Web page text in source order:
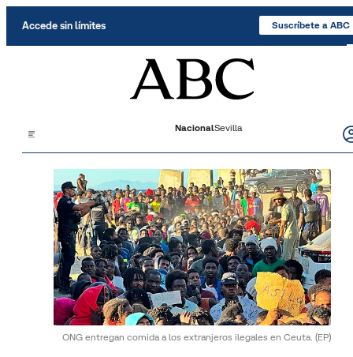
Accede sin límites Suscríbete a ABC
NacionalSevilla
ONG entregan comida a los extranjeros ilegales en Ceuta. (EP)